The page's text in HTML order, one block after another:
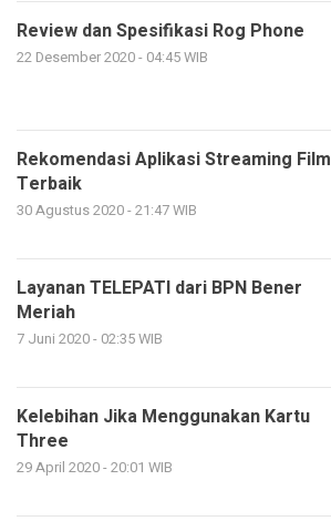
Review dan Spesifikasi Rog Phone
22 Desember 2020 - 04:45 WIB
Rekomendasi Aplikasi Streaming Film
Terbaik
30 Agustus 2020 - 21:47 WIB
Layanan TELEPATI dari BPN Bener
Meriah
7 Juni 2020 - 02:35 WIB
Kelebihan Jika Menggunakan Kartu
Three
29 April 2020 - 20:01 WIB